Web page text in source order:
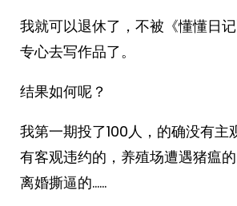
我就可以退休了，不被《懂懂日
专心去写作品了。
结果如何呢？
我第一期投了100人，的确没有主
有客观违约的，养殖场遭遇猪瘟
离婚撕逼的……